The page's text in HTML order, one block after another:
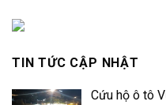
TIN TỨC CẬP NHẬT
Cứu hộ ô tô